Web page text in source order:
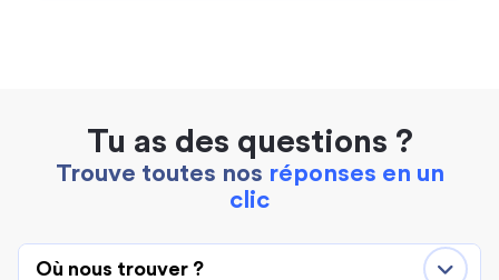
Tu as des questions ?
Trouve toutes nos réponses en un
clic
Où nous trouver ?